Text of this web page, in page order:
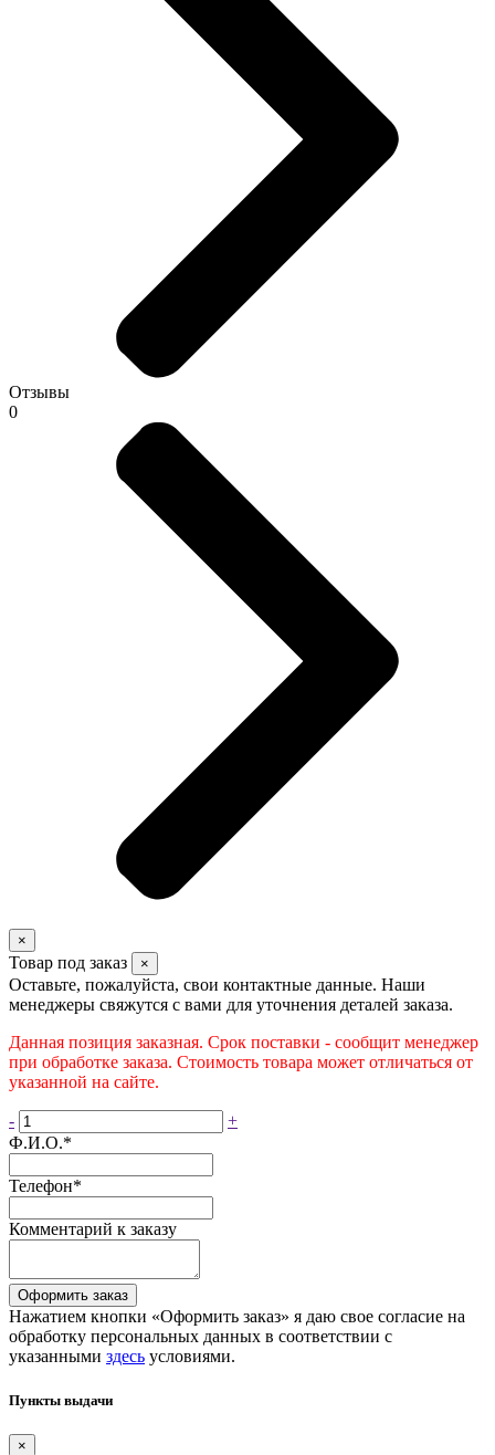
Отзывы
0
×
Товар под заказ ×
Оставьте, пожалуйста, свои контактные данные. Наши
менеджеры свяжутся с вами для уточнения деталей заказа.
Данная позиция заказная. Срок поставки - сообщит менеджер
при обработке заказа. Стоимость товара может отличаться от
указанной на сайте.
-
+
Ф.И.О.*
Телефон*
Комментарий к заказу
Оформить заказ
Нажатием кнопки «Оформить заказ» я даю свое согласие на
обработку персональных данных в соответствии с
указанными здесь условиями.
Пункты выдачи
×